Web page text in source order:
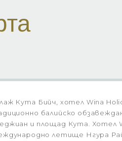
Кута Бийч, хотел Wina
балийско
и площад Кута. Хотел
летище Нгура